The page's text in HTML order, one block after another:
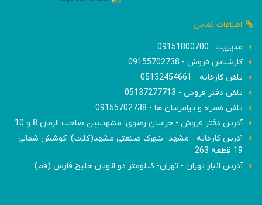
اطلاعات تماس
مدیریت : 09151800700
کارشناس فروش - 09155702738
تلفن کارخانه - 05132454661
تلفن دفتر فروش - 05137277713
تلفن همراه و پیامرسان ها - 09155702738
آدرس دفتر فروش - خراسان رضوی، مشهد،بین صاحب الزمان 8 و 10
آدرس کارخانه - مشهد- شهرک صنعتی مشهد(کلات)، کوشش شمالی
19 قطعه 263
آدرس انبار تهران - تهران- کیلومتر دو اتوبان خلیج فارس (قم)